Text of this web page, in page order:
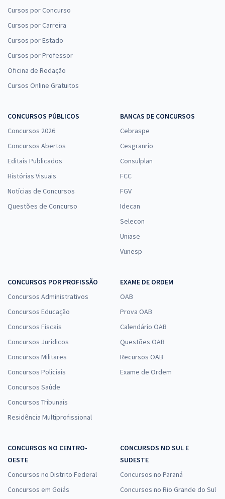
Cursos por Concurso
Cursos por Carreira
Cursos por Estado
Cursos por Professor
Oficina de Redação
Cursos Online Gratuitos
CONCURSOS PÚBLICOS
Concursos 2026
Concursos Abertos
Editais Publicados
Histórias Visuais
Notícias de Concursos
Questões de Concurso
BANCAS DE CONCURSOS
Cebraspe
Cesgranrio
Consulplan
FCC
FGV
Idecan
Selecon
Uniase
Vunesp
CONCURSOS POR PROFISSÃO
Concursos Administrativos
Concursos Educação
Concursos Fiscais
Concursos Jurídicos
Concursos Militares
Concursos Policiais
Concursos Saúde
Concursos Tribunais
Residência Multiprofissional
EXAME DE ORDEM
OAB
Prova OAB
Calendário OAB
Questões OAB
Recursos OAB
Exame de Ordem
CONCURSOS NO CENTRO-
OESTE
Concursos no Distrito Federal
Concursos em Goiás
CONCURSOS NO SUL E
SUDESTE
Concursos no Paraná
Concursos no Rio Grande do Sul